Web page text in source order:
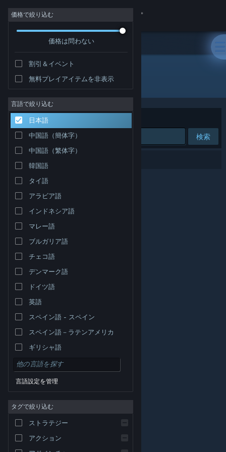
サインイン
コミュニティ
詳細
サポート
言語を変更
Steamモバイルアプリを入手
デスクトップウェブサイトを表示
© Valve Corporation. All rights reserved. 商標はすべて米
国およびその他の国の各社が所有します。
用規約| 返金| Cookie
価格で絞り込む
価格は問わない
割引＆イベント
無料プレイアイテムを非表示
言語で絞り込む
日本語
中国語（簡体字）
中国語（繁体字）
韓国語
タイ語
アラビア語
インドネシア語
マレー語
ブルガリア語
チェコ語
デンマーク語
ドイツ語
英語
スペイン語 - スペイン
スペイン語－ラテンアメリカ
ギリシャ語
言語設定を管理
タグで絞り込む
ストラテジー
アクション
"Mongil Star Dive"
並べ替え 適合性
検索